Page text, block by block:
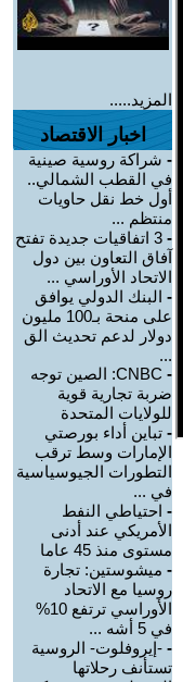
المزيد.....
اخبار الاقتصاد
- شراكة روسية صينية
في القطب الشمالي..
أول خط نقل حاويات
منتظم ...
-
3 اتفاقيات جديدة تفتح
آفاق التعاون بين دول
الاتحاد الأوراسي ...
- البنك الدولي يوافق
على منحة بـ100 مليون
دولار لدعم تحديث الق
...
-
CNBC: الصين توجه
ضربة تجارية قوية
للولايات المتحدة
- تباين أداء بورصتي
الإمارات وسط ترقب
التطورات الجيوسياسية
في ...
- احتياطي النفط
الأمريكي عند أدنى
مستوى منذ 45 عاما
- ميشوستين: تجارة
روسيا مع الاتحاد
الأوراسي ترتفع 10%
في 5 أشه ...
- -إيروفلوت- الروسية
تستأنف رحلاتها